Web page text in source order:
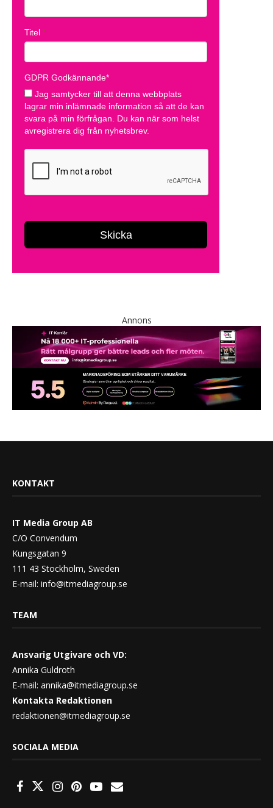
Annons
KONTAKT
IT Media Group AB
C/O Convendum
Kungsgatan 9
111 43 Stockholm, Sweden
E-mail: info@itmediagroup.se
TEAM
Ansvarig Utgivare och VD:
Annika Guldroth
E-mail: annika@itmediagroup.se
Kontakta Redaktionen
redaktionen@itmediagroup.se
SOCIALA MEDIA